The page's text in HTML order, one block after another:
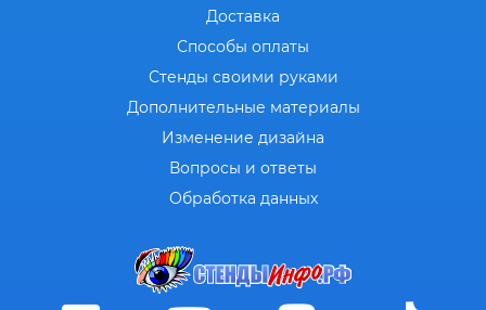
Доставка
Способы оплаты
Стенды своими руками
Дополнительные материалы
Изменение дизайна
Вопросы и ответы
Обработка данных